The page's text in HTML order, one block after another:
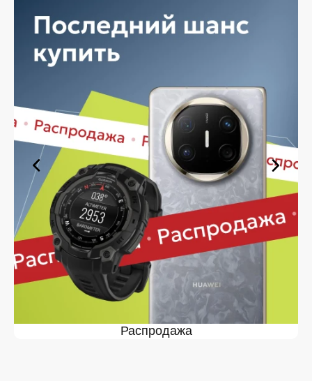
быстро — независимо от объема, с возможностью
выполнить бесплатную доставку.
Планируете покупку в рассрочку? У нас есть такая
услуга. Мы предлагаем удобные условия оплаты,
выберите нужную позицию, добавьте в корзину и
оформите заявку — купить Apple AirPods Pro 3 в
Белгороде вы сможете в кратчайшие сроки.
Ассортимент Apple AirPods Pro 3
в магазине iSpace в Белгороде
На нашей торговой платформе представлен широкий
выбор продукции. Среди ассортимента, как новинки
рынка, так и проверенные временем модели. Каждый
продукт в каталоге соответствует стандартам
качества. Вы можете выбрать и заказать Apple
AirPods Pro 3 в Белгороде в удобной конфигурации и с
доступной ценой.
Мы постоянно обновляем ассортимент, отслеживаем
наличие, поддерживаем актуальность информации,
касающейся цен и наличия. Благодаря этому клиенты
получают лучшие предложения и экономят своё
время. Преимущества покупки у нас:
Распродажа